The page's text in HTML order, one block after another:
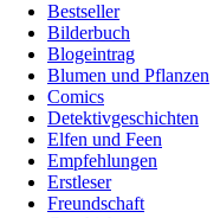
Bestseller
Bilderbuch
Blogeintrag
Blumen und Pflanzen
Comics
Detektivgeschichten
Elfen und Feen
Empfehlungen
Erstleser
Freundschaft